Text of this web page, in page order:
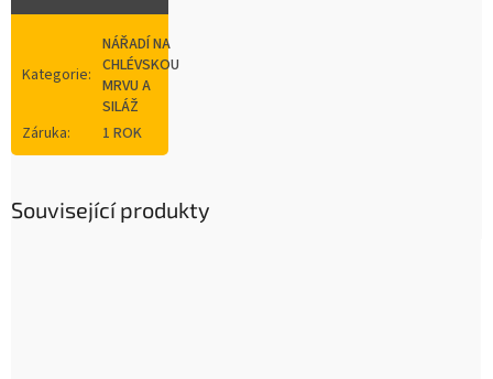
Kategorie:
NÁŘADÍ NA
CHLÉVSKOU
MRVU A
SILÁŽ
Záruka: 1 ROK
Související produkty